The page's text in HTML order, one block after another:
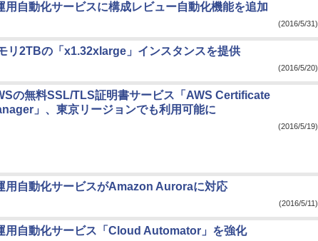
自動化サービスに構成レビュー自動化機能を追加
(2016/5/31)
リ2TBの「x1.32xlarge」インスタンスを提供
(2016/5/20)
の無料SSL/TLS証明書サービス「AWS Certificate
」、東京リージョンでも利用可能に
(2016/5/19)
用自動化サービスがAmazon Auroraに対応
(2016/5/11)
用自動化サービス「Cloud Automator」を強化